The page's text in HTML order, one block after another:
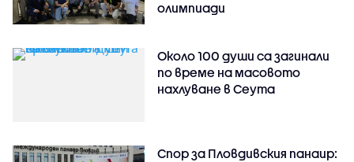
олимпиади
Около 100 души са загинали
по време на масовото
нахлуване в Сеута
Спор за Пловдивския панаир: